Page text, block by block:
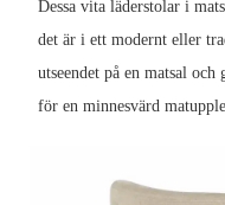
Dessa vita läderstolar i
det är i ett modernt eller
utseendet på en matsal
för en minnesvärd